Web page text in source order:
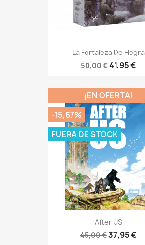
La Fortaleza De Hegra
50,00 €41,95 €
After US
45,00 €37,95 €
¡EN OFERTA!
-15,67%
FUERA DE STOCK